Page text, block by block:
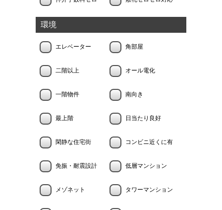
環境
エレベーター 角部屋
二階以上 オール電化
一階物件 南向き
最上階 日当たり良好
閑静な住宅街 コンビニ近くに有
免振・耐震設計 低層マンション
メゾネット タワーマンション